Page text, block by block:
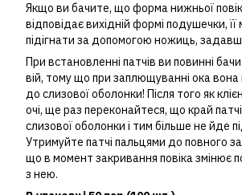
Якщо ви бачите, що форма нижньої
відповідає вихідній формі подушечки,
підігнати за допомогою ножиць,
При встановленні патчів ви повинні
вій, тому що при заплющуванні ока вона
до слизової оболонки! Після того як
очі, ще раз переконайтеся, що край
слизової оболонки і тим більше не йде
Утримуйте патчі пальцями до повного
що в момент закривання повіка змінює
з нею.